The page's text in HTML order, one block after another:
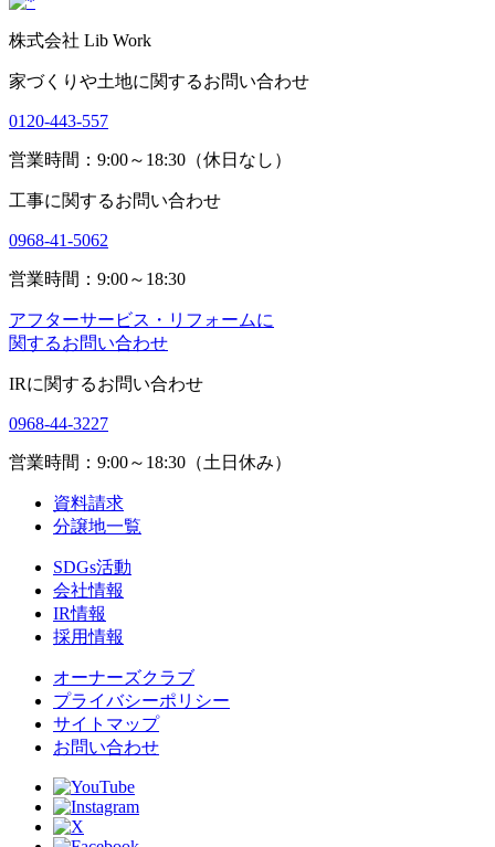
株式会社 Lib Work
家づくりや土地に関するお問い合わせ
0120-443-557
営業時間：9:00～18:30（休日なし）
工事に関するお問い合わせ
0968-41-5062
営業時間：9:00～18:30
アフターサービス・リフォームに
関するお問い合わせ
IRに関するお問い合わせ
0968-44-3227
営業時間：9:00～18:30（土日休み）
資料請求
分譲地一覧
SDGs活動
会社情報
IR情報
採用情報
オーナーズクラブ
プライバシーポリシー
サイトマップ
お問い合わせ